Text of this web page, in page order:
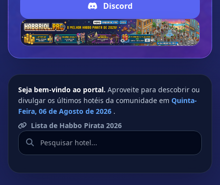
Discord
Seja bem-vindo ao portal. Aproveite para descobrir ou
divulgar os últimos hotéis da comunidade em Quinta-
Feira, 06 de Agosto de 2026 .
Lista de Habbo Pirata 2026